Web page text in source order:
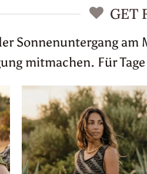
GET
Sonnenuntergang
mitmachen. Für